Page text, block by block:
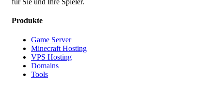
für Sie und Ihre Spieler.
Produkte
Game Server
Minecraft Hosting
VPS Hosting
Domains
Tools